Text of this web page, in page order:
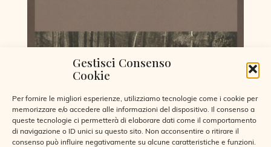
Gestisci Consenso
Cookie
Per fornire le migliori esperienze, utilizziamo tecnologie come i cookie per
memorizzare e/o accedere alle informazioni del dispositivo. Il consenso a
queste tecnologie ci permetterà di elaborare dati come il comportamento
di navigazione o ID unici su questo sito. Non acconsentire o ritirare il
consenso può influire negativamente su alcune caratteristiche e funzioni.